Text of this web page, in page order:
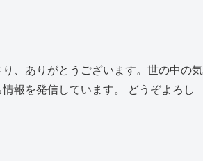
、ありがとうございます。世の中の気
報を発信しています。 どうぞよろし